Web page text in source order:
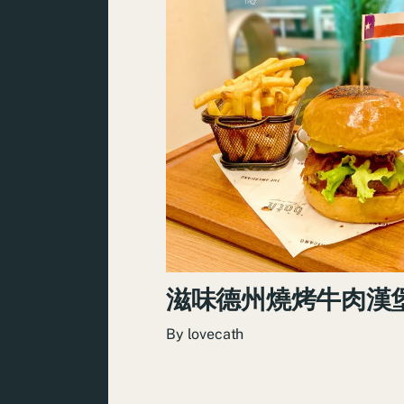
滋味德州燒烤牛肉漢
By lovecath